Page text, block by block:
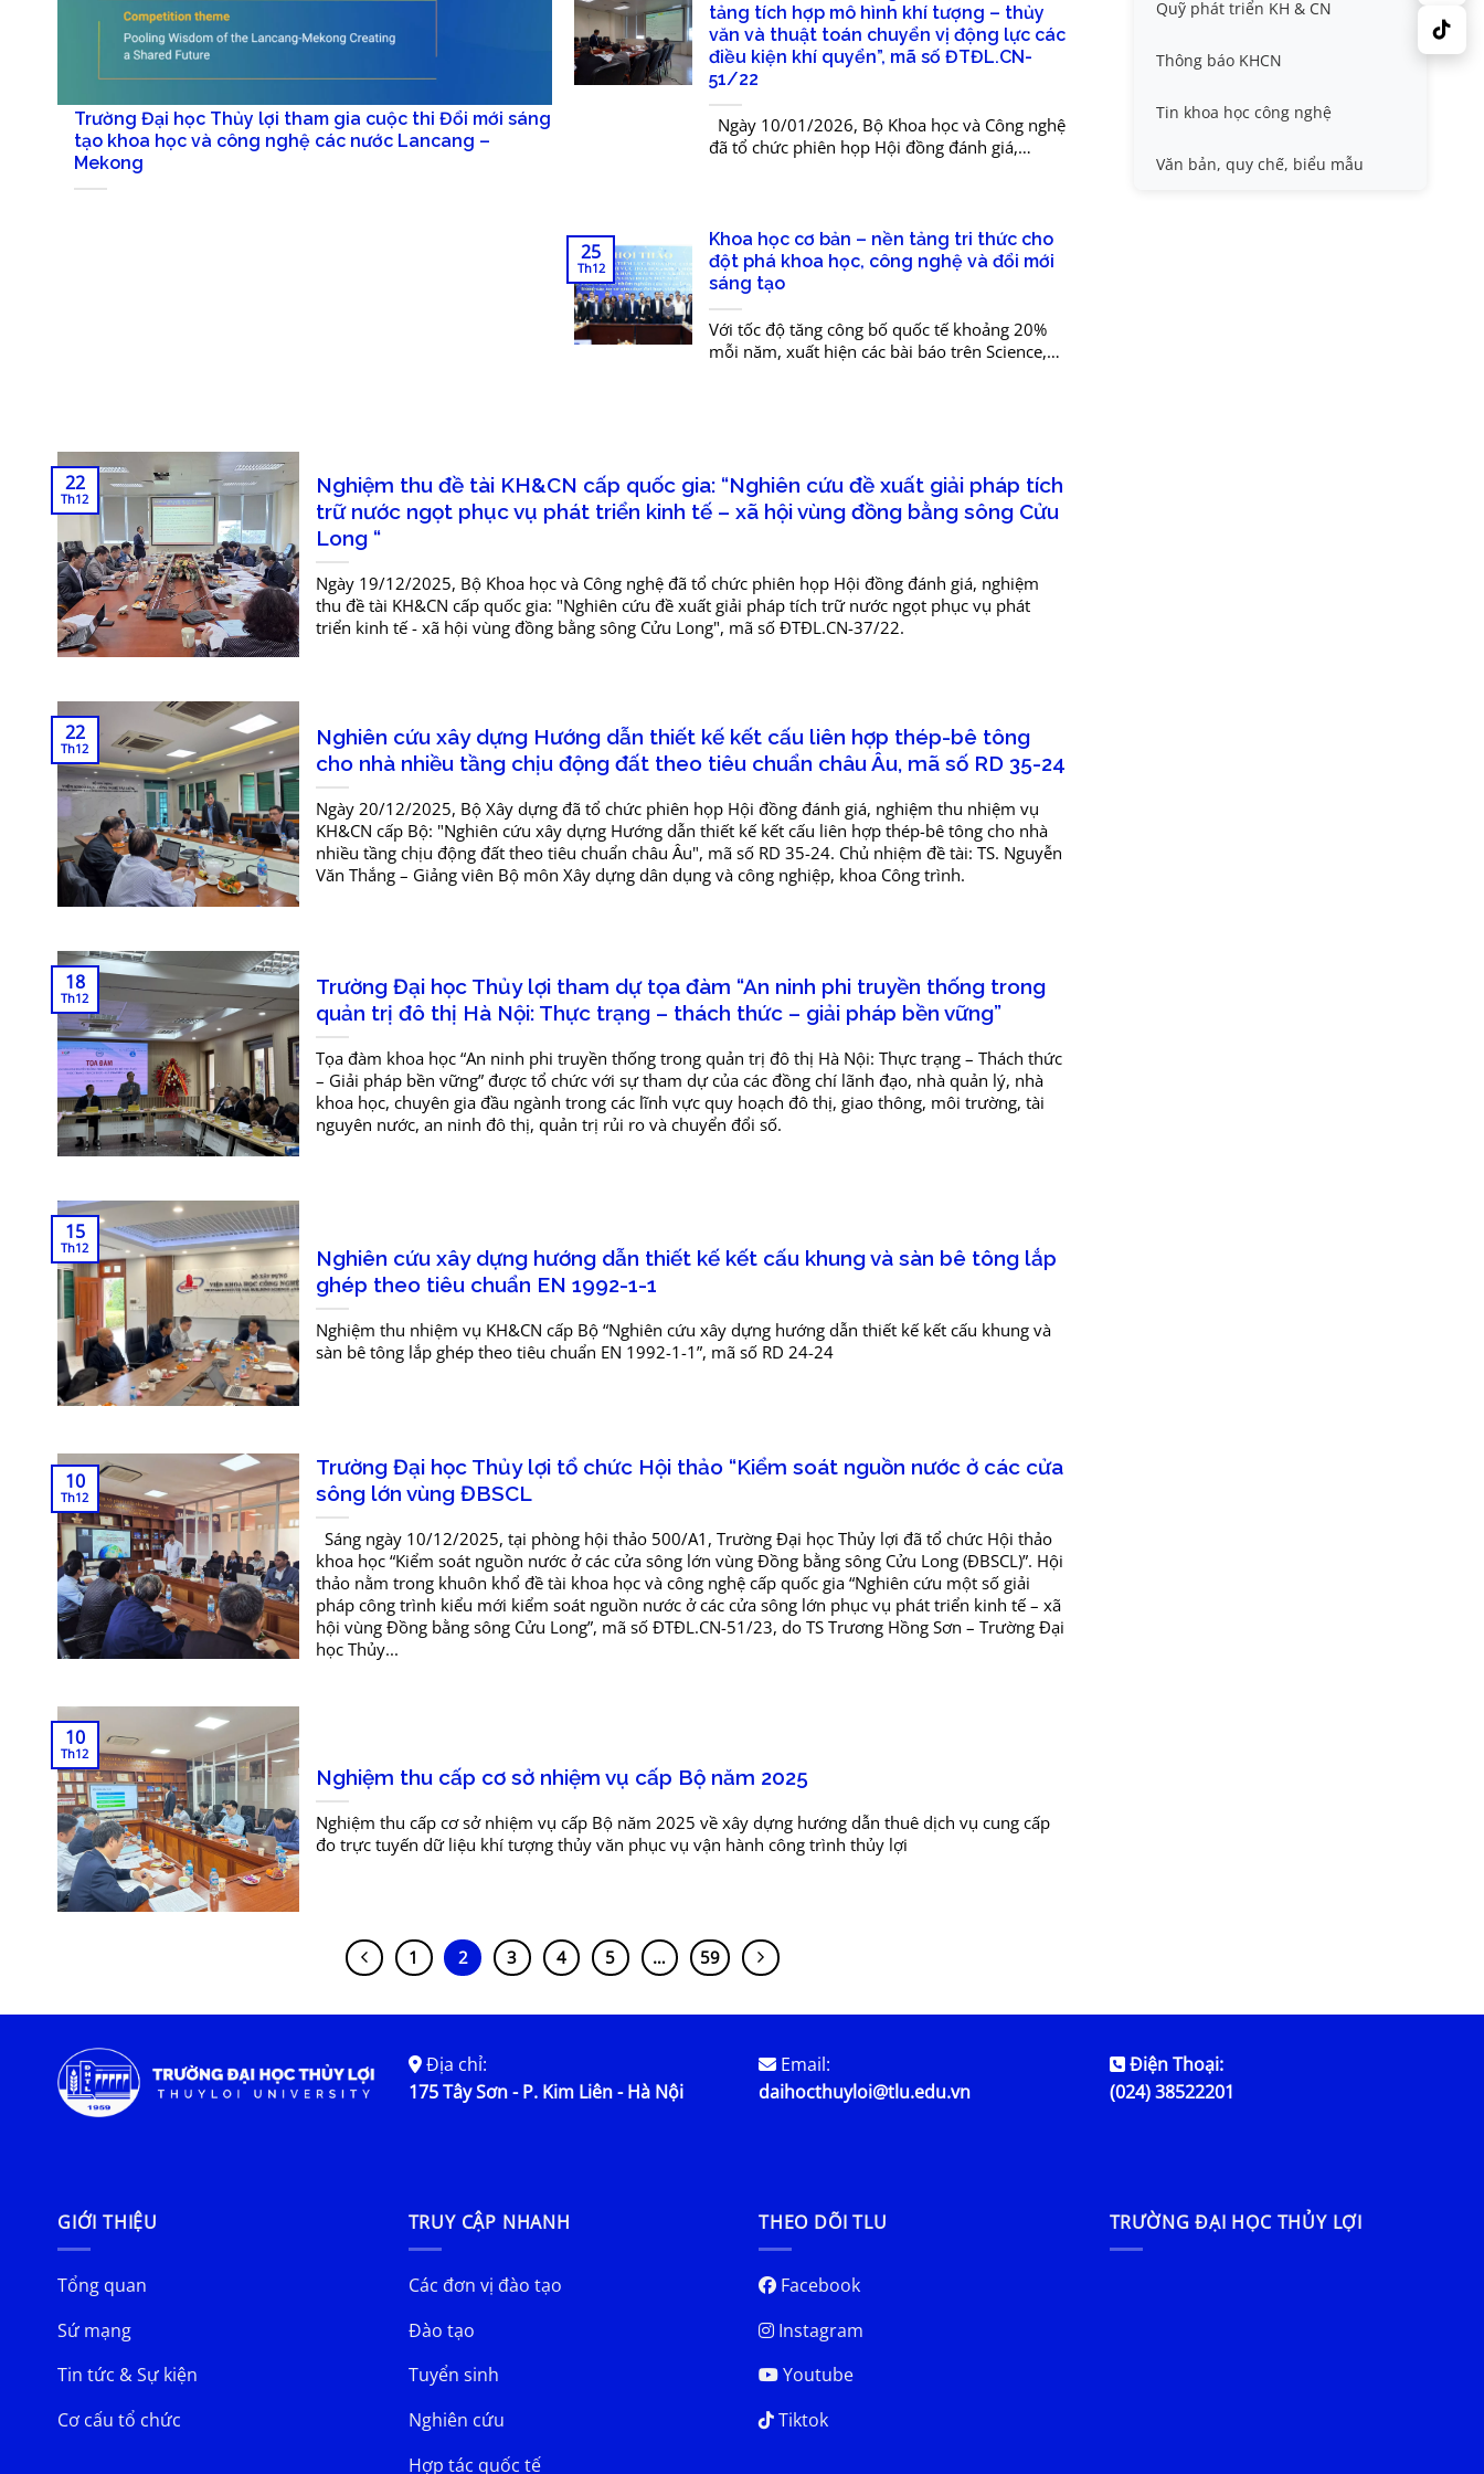
Trường Đại học Thủy lợi tham gia cuộc thi Đổi mới sáng
tạo khoa học và công nghệ các nước Lancang –
Mekong
tảng tích hợp mô hình khí tượng – thủy
văn và thuật toán chuyển vị động lực các
điều kiện khí quyển”, mã số ĐTĐL.CN-
51/22
Ngày 10/01/2026, Bộ Khoa học và Công nghệ
đã tổ chức phiên họp Hội đồng đánh giá,
Khoa học cơ bản – nền tảng tri thức cho
đột phá khoa học, công nghệ và đổi mới
sáng tạo
Với tốc độ tăng công bố quốc tế khoảng 20%
mỗi năm, xuất hiện các bài báo trên Science,
25
Th12
Nghiệm thu đề tài KH&CN cấp quốc gia: “Nghiên cứu đề xuất giải pháp tích
trữ nước ngọt phục vụ phát triển kinh tế – xã hội vùng đồng bằng sông Cửu
Long “
Ngày 19/12/2025, Bộ Khoa học và Công nghệ đã tổ chức phiên họp Hội đồng đánh giá, nghiệm
thu đề tài KH&CN cấp quốc gia: "Nghiên cứu đề xuất giải pháp tích trữ nước ngọt phục vụ phát
triển kinh tế - xã hội vùng đồng bằng sông Cửu Long", mã số ĐTĐL.CN-37/22.
22
Th12
Nghiên cứu xây dựng Hướng dẫn thiết kế kết cấu liên hợp thép-bê tông
cho nhà nhiều tầng chịu động đất theo tiêu chuẩn châu Âu, mã số RD 35-24
Ngày 20/12/2025, Bộ Xây dựng đã tổ chức phiên họp Hội đồng đánh giá, nghiệm thu nhiệm vụ
KH&CN cấp Bộ: "Nghiên cứu xây dựng Hướng dẫn thiết kế kết cấu liên hợp thép-bê tông cho nhà
nhiều tầng chịu động đất theo tiêu chuẩn châu Âu", mã số RD 35-24. Chủ nhiệm đề tài: TS. Nguyễn
Văn Thắng – Giảng viên Bộ môn Xây dựng dân dụng và công nghiệp, khoa Công trình.
22
Th12
Trường Đại học Thủy lợi tham dự tọa đàm “An ninh phi truyền thống trong
quản trị đô thị Hà Nội: Thực trạng – thách thức – giải pháp bền vững”
Tọa đàm khoa học “An ninh phi truyền thống trong quản trị đô thị Hà Nội: Thực trạng – Thách thức
– Giải pháp bền vững” được tổ chức với sự tham dự của các đồng chí lãnh đạo, nhà quản lý, nhà
khoa học, chuyên gia đầu ngành trong các lĩnh vực quy hoạch đô thị, giao thông, môi trường, tài
nguyên nước, an ninh đô thị, quản trị rủi ro và chuyển đổi số.
18
Th12
Nghiên cứu xây dựng hướng dẫn thiết kế kết cấu khung và sàn bê tông lắp
ghép theo tiêu chuẩn EN 1992-1-1
Nghiệm thu nhiệm vụ KH&CN cấp Bộ “Nghiên cứu xây dựng hướng dẫn thiết kế kết cấu khung và
sàn bê tông lắp ghép theo tiêu chuẩn EN 1992-1-1”, mã số RD 24-24
15
Th12
Trường Đại học Thủy lợi tổ chức Hội thảo “Kiểm soát nguồn nước ở các cửa
sông lớn vùng ĐBSCL
Sáng ngày 10/12/2025, tại phòng hội thảo 500/A1, Trường Đại học Thủy lợi đã tổ chức Hội thảo
khoa học “Kiểm soát nguồn nước ở các cửa sông lớn vùng Đồng bằng sông Cửu Long (ĐBSCL)”. Hội
thảo nằm trong khuôn khổ đề tài khoa học và công nghệ cấp quốc gia “Nghiên cứu một số giải
pháp công trình kiểu mới kiểm soát nguồn nước ở các cửa sông lớn phục vụ phát triển kinh tế – xã
hội vùng Đồng bằng sông Cửu Long”, mã số ĐTĐL.CN-51/23, do TS Trương Hồng Sơn – Trường Đại
học Thủy...
10
Th12
Nghiệm thu cấp cơ sở nhiệm vụ cấp Bộ năm 2025
Nghiệm thu cấp cơ sở nhiệm vụ cấp Bộ năm 2025 về xây dựng hướng dẫn thuê dịch vụ cung cấp
đo trực tuyến dữ liệu khí tượng thủy văn phục vụ vận hành công trình thủy lợi
10
Th12
1 2 3 4 5 … 59
Nafosted, Nghị định thư
Sở hữu trí tuệ
Thông tin ứng viên GS/PGS
Tiêu chuẩn, quy chuẩn
Hội nghị quốc tế và hội nghị
Quỹ phát triển KH & CN
Thông báo KHCN
Tin khoa học công nghệ
Văn bản, quy chế, biểu mẫu
Địa chỉ:
175 Tây Sơn - P. Kim Liên - Hà Nội
Email:
daihocthuyloi@tlu.edu.vn
Điện Thoại:
(024) 38522201
GIỚI THIỆU
Tổng quan
Sứ mạng
Tin tức & Sự kiện
Cơ cấu tổ chức
TRUY CẬP NHANH
Các đơn vị đào tạo
Đào tạo
Tuyển sinh
Nghiên cứu
Hợp tác quốc tế
THEO DÕI TLU
Facebook
Instagram
Youtube
Tiktok
TRƯỜNG ĐẠI HỌC THỦY LỢI